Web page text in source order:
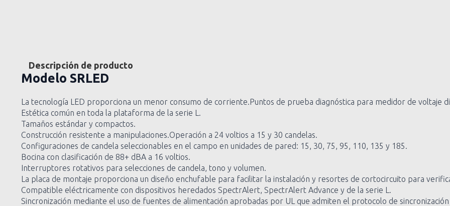
Descripción de producto
Modelo SRLED
La tecnología LED proporciona un menor consumo de corriente.Puntos de prueba diagnóstica para medidor de voltaje
Estética común en toda la plataforma de la serie L.
Tamaños estándar y compactos.
Construcción resistente a manipulaciones.Operación a 24 voltios a 15 y 30 candelas.
Configuraciones de candela seleccionables en el campo en unidades de pared: 15, 30, 75, 95, 110, 135 y 185.
Bocina con clasificación de 88+ dBA a 16 voltios.
Interruptores rotativos para selecciones de candela, tono y volumen.
La placa de montaje proporciona un diseño enchufable para facilitar la instalación y resortes de cortocircuito para
Compatible eléctricamente con dispositivos heredados SpectrAlert, SpectrAlert Advance y de la serie L.
Sincronización mediante el uso de fuentes de alimentación aprobadas por UL que admiten el protocolo de